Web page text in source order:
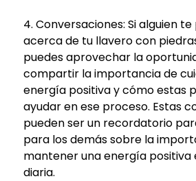
4. Conversaciones: Si alguien
acerca de tu llavero con
puedes aprovechar la
compartir la importancia de
energía positiva y cómo estas
ayudar en ese proceso. Estas
pueden ser un recordatorio
para los demás sobre la
mantener una energía positiva
diaria.